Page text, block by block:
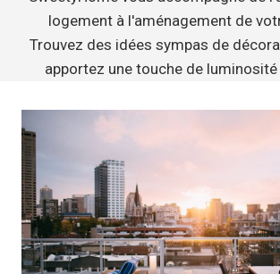
logement à l'aménagement de
Trouvez des idées sympas de
apportez une touche de luminosité